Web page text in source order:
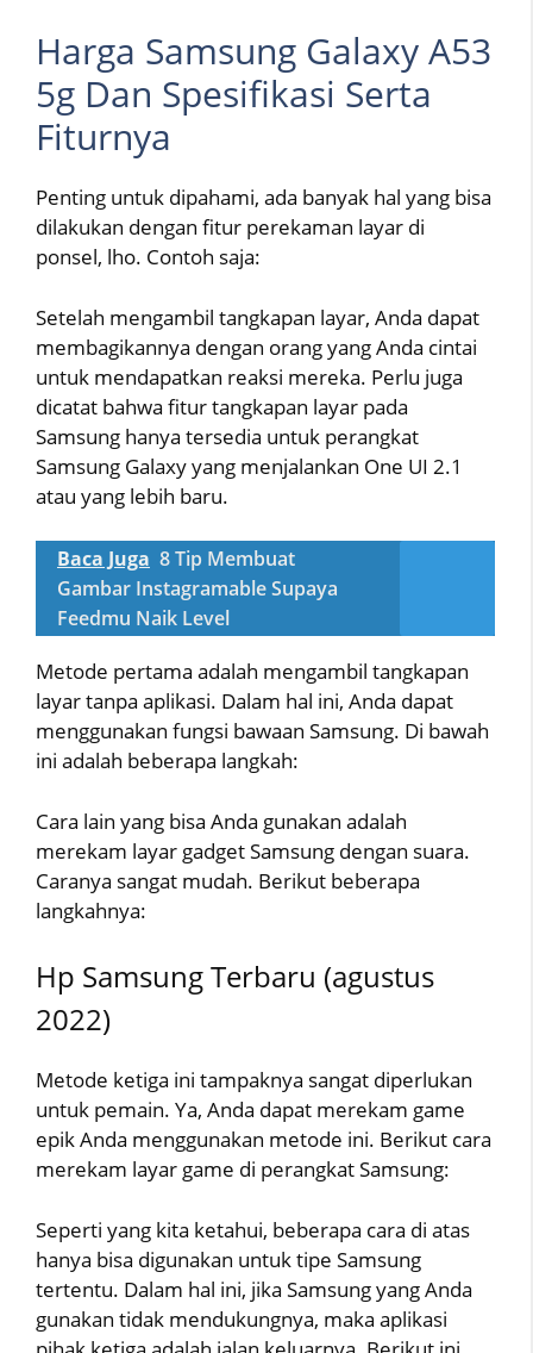
Harga Samsung Galaxy A53
5g Dan Spesifikasi Serta
Fiturnya
Penting untuk dipahami, ada banyak hal yang bisa
dilakukan dengan fitur perekaman layar di
ponsel, lho. Contoh saja:
Setelah mengambil tangkapan layar, Anda dapat
membagikannya dengan orang yang Anda cintai
untuk mendapatkan reaksi mereka. Perlu juga
dicatat bahwa fitur tangkapan layar pada
Samsung hanya tersedia untuk perangkat
Samsung Galaxy yang menjalankan One UI 2.1
atau yang lebih baru.
Baca Juga 8 Tip Membuat
Gambar Instagramable Supaya
Feedmu Naik Level
Metode pertama adalah mengambil tangkapan
layar tanpa aplikasi. Dalam hal ini, Anda dapat
menggunakan fungsi bawaan Samsung. Di bawah
ini adalah beberapa langkah:
Cara lain yang bisa Anda gunakan adalah
merekam layar gadget Samsung dengan suara.
Caranya sangat mudah. Berikut beberapa
langkahnya:
Hp Samsung Terbaru (agustus
2022)
Metode ketiga ini tampaknya sangat diperlukan
untuk pemain. Ya, Anda dapat merekam game
epik Anda menggunakan metode ini. Berikut cara
merekam layar game di perangkat Samsung:
Seperti yang kita ketahui, beberapa cara di atas
hanya bisa digunakan untuk tipe Samsung
tertentu. Dalam hal ini, jika Samsung yang Anda
gunakan tidak mendukungnya, maka aplikasi